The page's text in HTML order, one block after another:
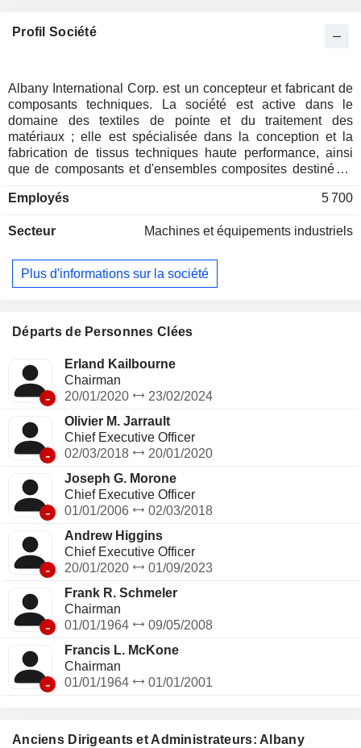
Anciens Dirigeants et Administrateurs: Albany
Profil Société
Albany International Corp. est un concepteur et fabricant de
composants techniques. La société est active dans le
domaine des textiles de pointe et du traitement des
matériaux ; elle est spécialisée dans la conception et la
fabrication de tissus techniques haute performance, ainsi
que de composants et d'ensembles composites destinés à
industrielle et l'aérospatiale. Son segment « Machine
traitement à grande vitesse, indispensables à la fabrication
la forme de toiles pour machines à papier. Ce segment
fournit des courroies consommables hautement techniques,
technologiques composites et fabrique des composants, des
applications aérospatiales et de défense. Ce segment fournit
des structures composites avancées et hautement
techniques ainsi que des solutions d’assemblage à des
clients et des plateformes sur les marchés commerciaux et
de la défense.
Employés 5 700
Secteur Machines et équipements industriels
Plus d'informations sur la société
Départs de Personnes Clées
-
Erland Kailbourne
Chairman
20/01/2020
23/02/2024
-
Olivier M. Jarrault
Chief Executive Officer
02/03/2018
20/01/2020
-
Joseph G. Morone
Chief Executive Officer
01/01/2006
02/03/2018
-
Andrew Higgins
Chief Executive Officer
20/01/2020
01/09/2023
-
Frank R. Schmeler
Chairman
01/01/1964
09/05/2008
-
Francis L. McKone
Chairman
01/01/1964
01/01/2001